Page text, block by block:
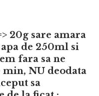
20g sare amara
de 250ml si
fara sa ne
NU deodata
sa